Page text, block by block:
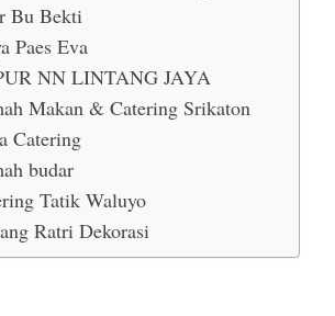
Bu Bekti
Paes Eva
NN LINTANG JAYA
Makan & Catering Srikaton
Catering
budar
Tatik Waluyo
Ratri Dekorasi